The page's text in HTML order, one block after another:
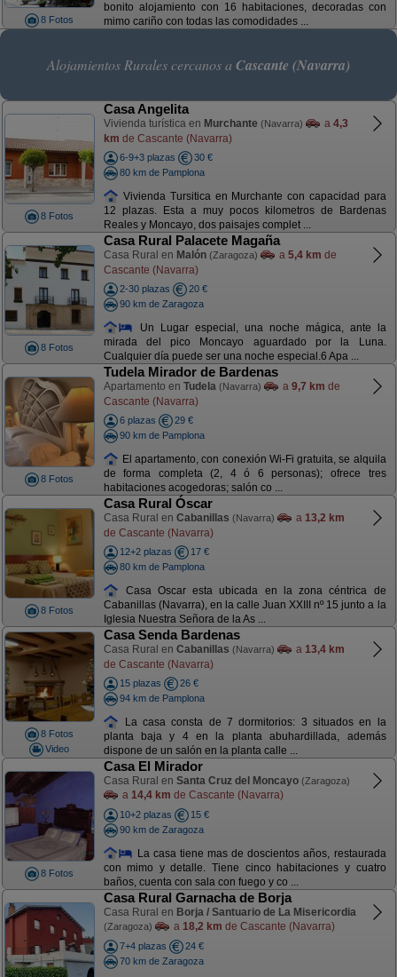
8 Fotos
bonito alojamiento con 16 habitaciones, decoradas con
mimo cariño con todas las comodidades ...
Alojamientos Rurales cercanos a Cascante (Navarra)
8 Fotos
Casa Angelita
Vivienda turística en Murchante (Navarra) a 4,3
km de Cascante (Navarra)
6-9+3 plazas
30 €
80 km de Pamplona
Vivienda Tursitica en Murchante con capacidad para
12 plazas. Esta a muy pocos kilometros de Bardenas
Reales y Moncayo, dos paisajes complet ...
8 Fotos
Casa Rural Palacete Magaña
Casa Rural en Malón (Zaragoza) a 5,4 km de
Cascante (Navarra)
2-30 plazas
20 €
90 km de Zaragoza
Un Lugar especial, una noche mágica, ante la
mirada del pico Moncayo aguardado por la Luna.
Cualquier día puede ser una noche especial.6 Apa ...
8 Fotos
Tudela Mirador de Bardenas
Apartamento en Tudela (Navarra) a 9,7 km de
Cascante (Navarra)
6 plazas
29 €
90 km de Pamplona
El apartamento, con conexión Wi-Fi gratuita, se alquila
de forma completa (2, 4 ó 6 personas); ofrece tres
habitaciones acogedoras; salón co ...
8 Fotos
Casa Rural Óscar
Casa Rural en Cabanillas (Navarra) a 13,2 km
de Cascante (Navarra)
12+2 plazas
17 €
80 km de Pamplona
Casa Oscar esta ubicada en la zona céntrica de
Cabanillas (Navarra), en la calle Juan XXIII nº 15 junto a la
Iglesia Nuestra Señora de la As ...
8 Fotos
Video
Casa Senda Bardenas
Casa Rural en Cabanillas (Navarra) a 13,4 km
de Cascante (Navarra)
15 plazas
26 €
94 km de Pamplona
La casa consta de 7 dormitorios: 3 situados en la
planta baja y 4 en la planta abuhardillada, además
dispone de un salón en la planta calle ...
8 Fotos
Casa El Mirador
Casa Rural en Santa Cruz del Moncayo (Zaragoza)
a 14,4 km de Cascante (Navarra)
10+2 plazas
15 €
90 km de Zaragoza
La casa tiene mas de doscientos años, restaurada
con mimo y detalle. Tiene cinco habitaciones y cuatro
baños, cuenta con sala con fuego y co ...
Casa Rural Garnacha de Borja
Casa Rural en Borja / Santuario de La Misericordia
(Zaragoza) a 18,2 km de Cascante (Navarra)
7+4 plazas
24 €
70 km de Zaragoza